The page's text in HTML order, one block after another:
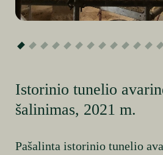
Istorinio tunelio
šalinimas, 2021 m.
Pašalinta istorinio tunelio